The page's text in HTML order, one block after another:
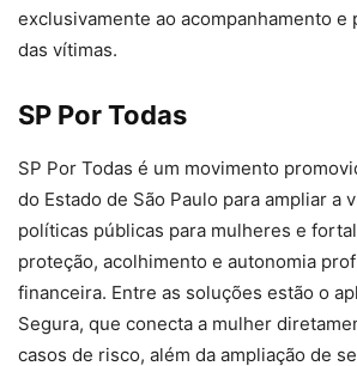
exclusivamente ao acompanhamento e
das vítimas.
SP Por Todas
SP Por Todas é um movimento
do Estado de São Paulo para ampliar a
políticas públicas para mulheres e
proteção, acolhimento e autonomia
financeira. Entre as soluções estão o
Segura, que conecta a mulher
casos de risco, além da ampliação de